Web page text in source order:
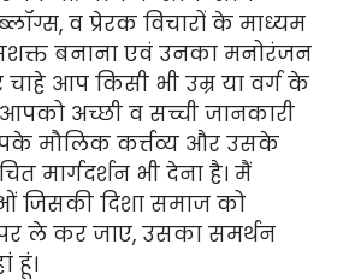
व प्रेरक विचारों के माध्यम
बनाना एवं उनका मनोरंजन
आप किसी भी उम्र या वर्ग के
आपको अच्छी व सच्ची जानकारी
मौलिक कर्त्तव्य और उसके
मार्गदर्शन भी देना है। मैं
जिसकी दिशा समाज को
ले कर जाए, उसका समर्थन
हूं।